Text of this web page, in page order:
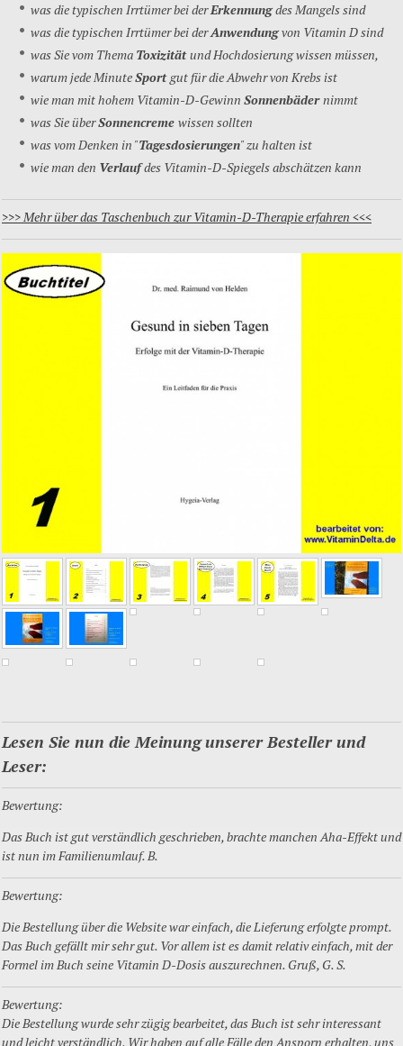
was die typischen Irrtümer bei derErkennungdes Mangels sind
was die typischen Irrtümer bei derAnwendungvon Vitamin D sind
was Sie vom Thema Toxizitätund Hochdosierung wissen müssen,
warum jede MinuteSportgut für die Abwehr von Krebs ist
wie man mit hohem Vitamin-D-Gewinn Sonnenbädernimmt
was Sie überSonnencreme wissen sollten
was vom Denken in "Tagesdosierungen" zu halten ist
wie man den Verlaufdes Vitamin-D-Spiegels abschätzen kann
>>> Mehr über das Taschenbuch zur Vitamin-D-Therapie erfahren <<<
Lesen Sie nun die Meinung unserer Besteller und
Leser:
Bewertung:
Das Buch ist gut verständlich geschrieben, brachte manchen Aha-Effekt und
ist nun im Familienumlauf. B.
Bewertung:
Die Bestellung über die Website war einfach, die Lieferung erfolgte prompt.
Das Buch gefällt mir sehr gut. Vor allem ist es damit relativ einfach, mit der
Formel im Buch seine Vitamin D-Dosis auszurechnen. Gruß, G. S.
Bewertung:
Die Bestellung wurde sehr zügig bearbeitet, das Buch ist sehr interessant
und leicht verständlich. Wir haben auf alle Fälle den Ansporn erhalten, uns